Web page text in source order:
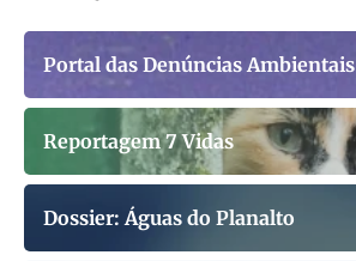
Portal das Denúncias Ambientais
Reportagem 7 Vidas
Dossier: Águas do Planalto